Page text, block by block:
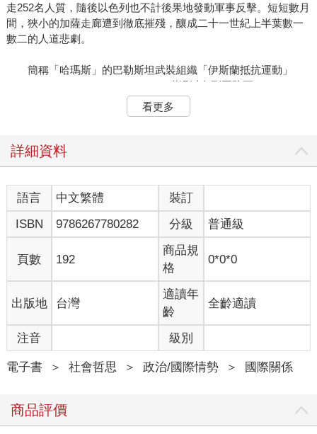
走252名人質，隨後以色列也不計後果地發動軍事反擊。短短數月
間，狹小的加薩走廊遭到徹底摧殘，釀成二十一世紀上半葉數一
數二的人道悲劇。
簡稱「哈瑪斯」的巴勒斯坦武裝組織「伊斯蘭抵抗運動」
（Islamic Resistance Movement）瞞過以色列國防軍（Tzahal ）
及情報機構的耳目發動突襲，從加薩走廊向邊界另一側發射了
5,000枚火箭彈，隨後又派出戰士闖入以色列境內，攻擊多處指揮
名人質，計畫用來交換身在以色列的巴勒斯坦囚犯。以色列政府
集的炮火轟炸（參見圖2）。哈瑪斯此次的暴力行動其實是巴勒斯
坦起義（Intifada）的一部分，根源可追溯至2015年，在約旦河西
岸（West Bank）醞釀的第三次起義。
2005～2015年，約旦河西岸的情勢相對穩定（參見圖7）。
當時第二次起義（2000～2005年）剛剛隨著權力交替而平息，巴
勒斯坦解放組織（Palestine Liberation Organization，以下簡稱巴
解）領袖阿拉法特（Yasser Arafat）逝世，其巴勒斯坦自治政府
（Palestinian National Authority, PNA）主席之位由阿巴斯
（Mahmoud ¬Abbas）於2005年1月繼任。此後十年間，巴勒斯
坦不僅與以色列當局的安全合作運作順暢，主要武裝團體也一一
遭到瓦解。直到2015年9月，情勢突變，以色列當局開始鎮壓所謂
之動亂。同年10月，一場名為「刺刀起義」（Knife Intifada）的行
動爆發，巴勒斯坦年輕人紛紛以利器攻擊以色列士兵與平民。
看更多
詳細資料
語言 中文繁體
裝訂
ISBN
9786267780282 分級 普通級
頁數 192
商品規
格
0*0*0
出版地 台灣
適讀年
齡
全齡適讀
注音 級別
電子書 ＞ 社會哲思 ＞ 政治/國際情勢 ＞ 國際關係
商品評價